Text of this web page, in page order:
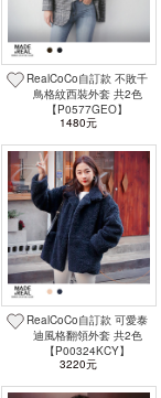
RealCoCo自訂款 不敗千
鳥格紋西裝外套 共2色
【P0577GEO】
1480元
RealCoCo自訂款 可愛泰
迪風格翻領外套 共2色
【P00324KCY】
3220元